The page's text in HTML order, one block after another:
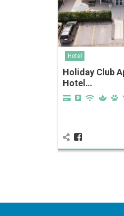
Hotel
Holiday Club
Hotel…